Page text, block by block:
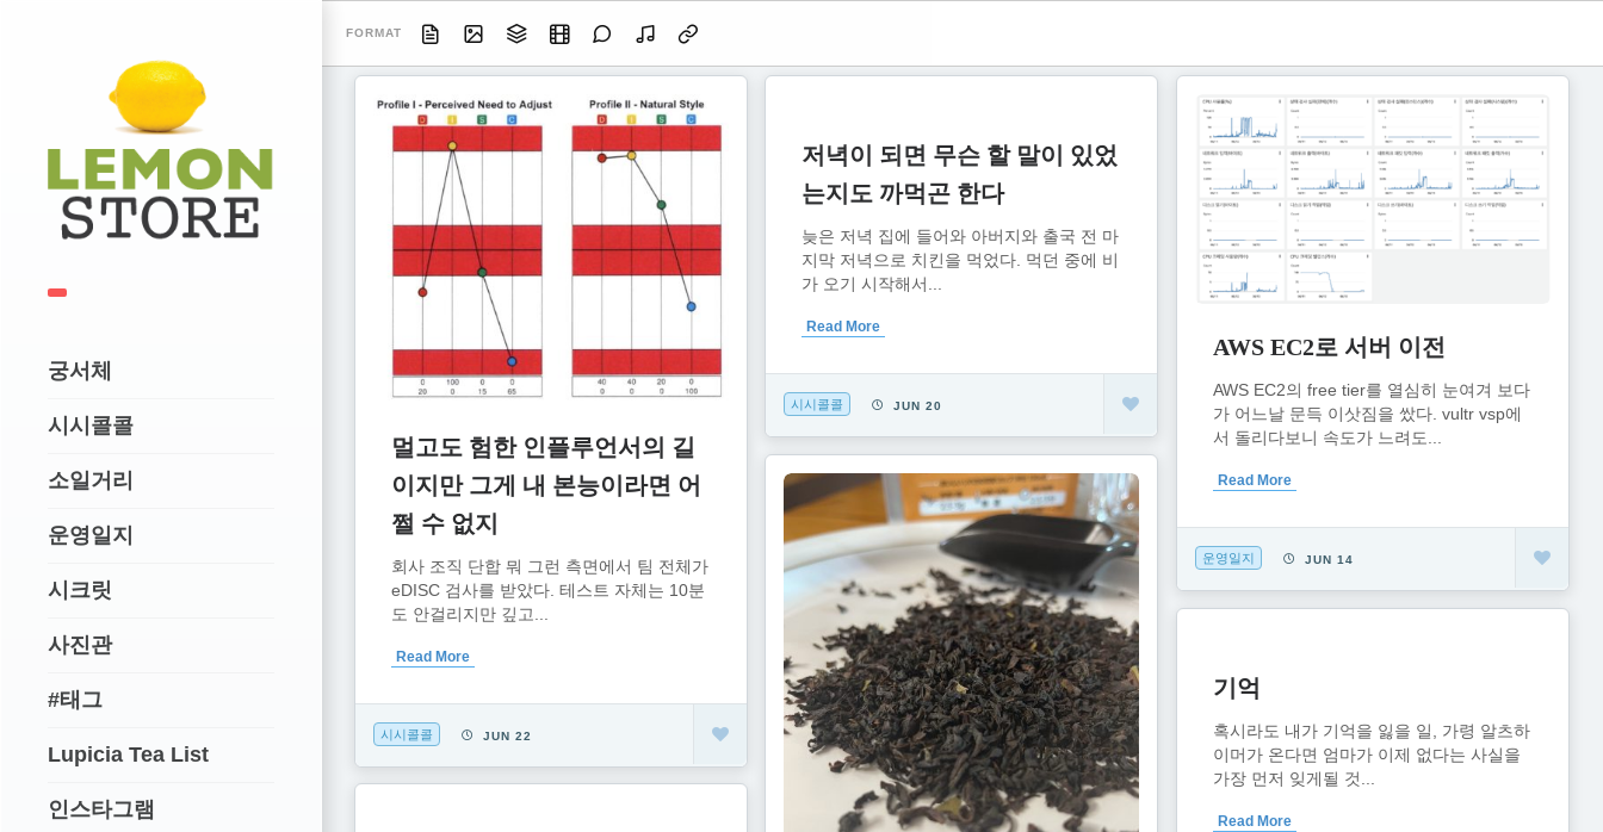
궁서체
시시콜콜
소일거리
운영일지
시크릿
사진관
#태그
Lupicia Tea List
인스타그램
FORMAT
멀고도 험한 인플루언서의 길
이지만 그게 내 본능이라면 어
쩔 수 없지
회사 조직 단합 뭐 그런 측면에서 팀 전체가
eDISC 검사를 받았다. 테스트 자체는 10분
도 안걸리지만 깊고...
Read More
시시콜콜 JUN 22
저녁이 되면 무슨 할 말이 있었
는지도 까먹곤 한다
늦은 저녁 집에 들어와 아버지와 출국 전 마
지막 저녁으로 치킨을 먹었다. 먹던 중에 비
가 오기 시작해서...
Read More
시시콜콜 JUN 20
AWS EC2로 서버 이전
AWS EC2의 free tier를 열심히 눈여겨 보다
가 어느날 문득 이삿짐을 쌌다. vultr vsp에
서 돌리다보니 속도가 느려도...
Read More
운영일지 JUN 14
기억
혹시라도 내가 기억을 잃을 일, 가령 알츠하
이머가 온다면 엄마가 이제 없다는 사실을
가장 먼저 잊게될 것...
Read More